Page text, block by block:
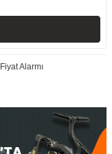
Fiyat Alarmı